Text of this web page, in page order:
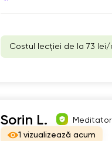
Costul lecției de la 73 lei/
Sorin L.
1 vizualizează acum